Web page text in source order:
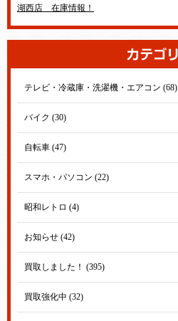
湖西店 在庫情報！
テレビ・冷蔵庫・洗濯機・エアコン (68)
バイク (30)
自転車 (47)
スマホ・パソコン (22)
昭和レトロ (4)
お知らせ (42)
買取しました！ (395)
買取強化中 (32)